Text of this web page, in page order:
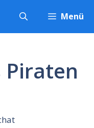
Menü
Piraten